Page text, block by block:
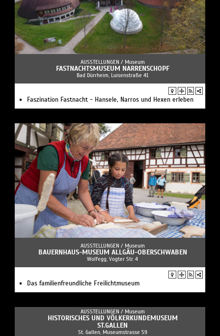
AUSSTELLUNGEN / Museum
FASTNACHTSMUSEUM NARRENSCHOPF
Bad Dürrheim, Luisenstraße 41
Faszination Fastnacht - Hansele, Narros und Hexen erleben
AUSSTELLUNGEN / Museum
BAUERNHAUS-MUSEUM ALLGÄU-OBERSCHWABEN
Wolfegg, Vogter Str. 4
Das familienfreundliche Freilichtmuseum
AUSSTELLUNGEN / Museum
HISTORISCHES UND VÖLKERKUNDEMUSEUM
ST.GALLEN
St. Gallen, Museumstrasse 59